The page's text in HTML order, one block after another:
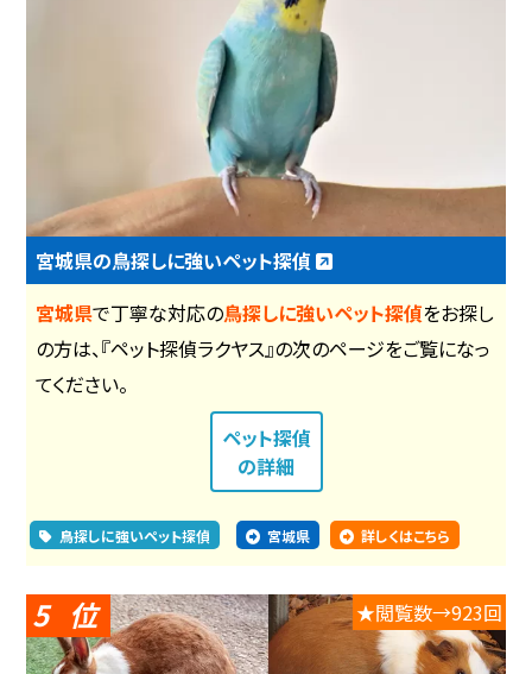
宮城県の鳥探しに強いペット探偵
宮城県で丁寧な対応の鳥探しに強いペット探偵をお探し
の方は、『ペット探偵ラクヤス』の次のページをご覧になっ
てください。
ペット探偵
の詳細
鳥探しに強いペット探偵 宮城県 詳しくはこちら
5 ★閲覧数→923回